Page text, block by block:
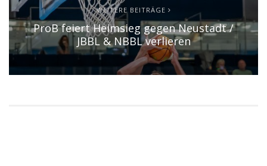
WEITERE BEITRÄGE
ProB feiert Heimsieg gegen Neustadt /
JBBL & NBBL verlieren